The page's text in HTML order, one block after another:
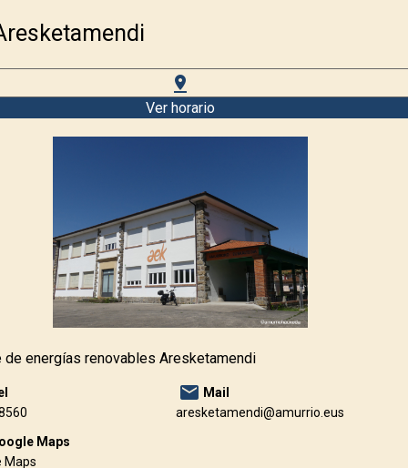
pin_drop
Ver horario
de energías renovables Aresketamendi
email Mail
aresketamendi@amurrio.eus
Maps
Maps